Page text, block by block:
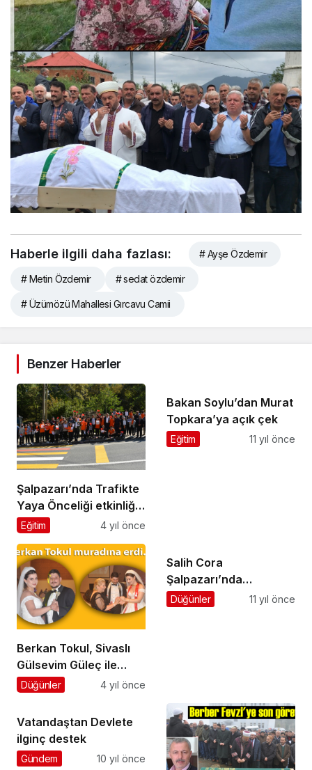
Haberle ilgili daha fazlası: # Ayşe Özdemir
# Metin Özdemir # sedat özdemir
# Üzümözü Mahallesi Gırcavu Camii
Benzer Haberler
Şalpazarı’nda Trafikte
Yaya Önceliği etkinliği
gerçekleştirildi
Eğitim 4 yıl önce
Bakan Soylu’dan Murat
Topkara’ya açık çek
Eğitim 11 yıl önce
Berkan Tokul, Sivaslı
Gülsevim Güleç ile
hayatını birleştirdi
Düğünler 4 yıl önce
Salih Cora
Şalpazarı’nda
partililerle kucaklaştı
Düğünler 11 yıl önce
Vatandaştan Devlete
ilginç destek
Gündem 10 yıl önce